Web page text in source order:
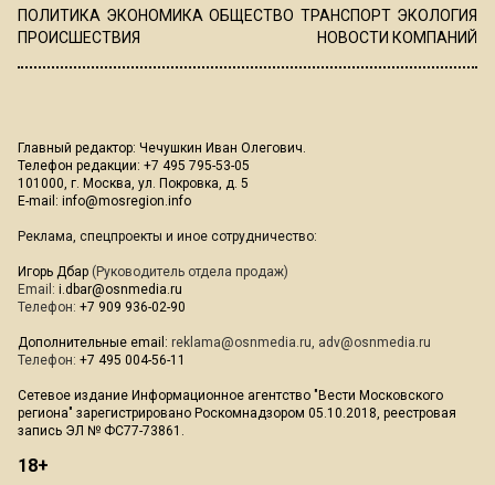
ПОЛИТИКА ЭКОНОМИКА ОБЩЕСТВО ТРАНСПОРТ ЭКОЛОГИЯ
ПРОИСШЕСТВИЯ
НОВОСТИ КОМПАНИЙ
Главный редактор: Чечушкин Иван Олегович.
Телефон редакции: +7 495 795-53-05
101000, г. Москва, ул. Покровка, д. 5
E-mail: info@mosregion.info
Реклама, спецпроекты и иное сотрудничество:
Игорь Дбар (Руководитель отдела продаж)
Email: i.dbar@osnmedia.ru
Телефон: +7 909 936-02-90
Дополнительные email: reklama@osnmedia.ru, adv@osnmedia.ru
Телефон: +7 495 004-56-11
Сетевое издание Информационное агентство "Вести Московского
региона" зарегистрировано Роскомнадзором 05.10.2018, реестровая
запись ЭЛ № ФС77-73861.
18+